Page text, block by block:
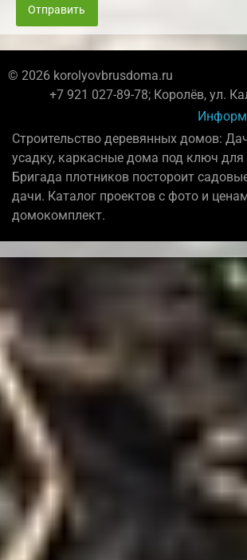
Отправить
© 2026 korolyovbrusdoma.ru
+7 921 027-89-78; Королёв, ул.
Строительство деревянных домов:
усадку, каркасные дома под ключ
Бригада плотников постороит
дачи. Каталог проектов с фото и
домокомплект.